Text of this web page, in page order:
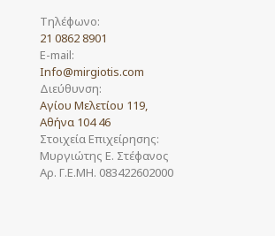
Τηλέφωνο:
21 0862 8901
E-mail:
Info@mirgiotis.com
Διεύθυνση:
Αγίου Μελετίου 119,
Αθήνα 104 46
Στοιχεία Επιχείρησης:
Μυργιώτης Ε. Στέφανος
Αρ. Γ.Ε.ΜΗ. 083422602000